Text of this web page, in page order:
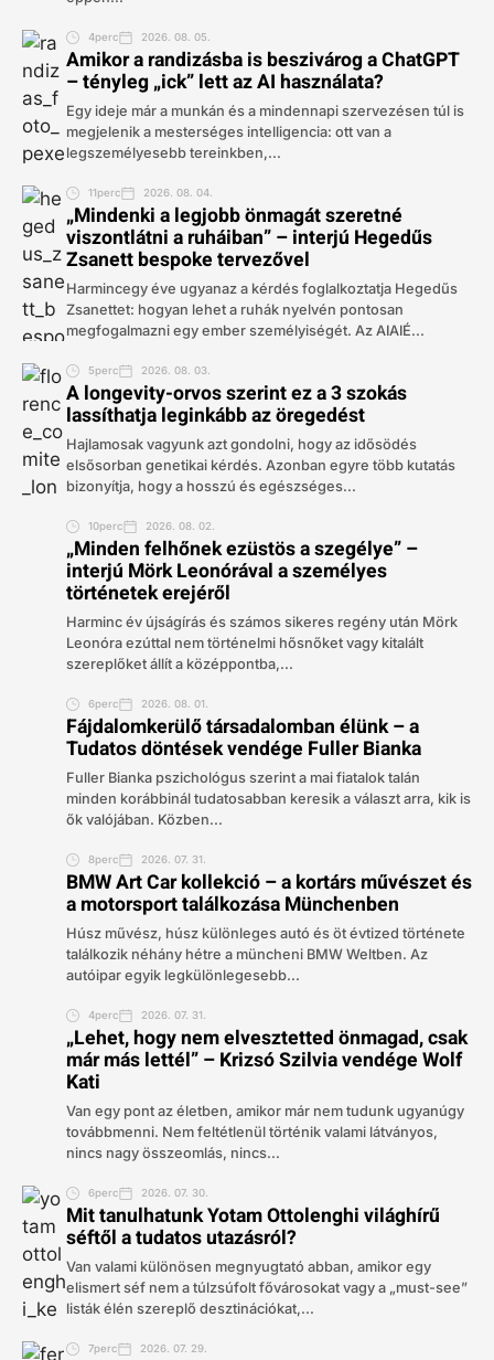
4perc 2026. 08. 05.
Amikor a randizásba is beszivárog a ChatGPT
– tényleg „ick” lett az AI használata?
Egy ideje már a munkán és a mindennapi szervezésen túl is
megjelenik a mesterséges intelligencia: ott van a
legszemélyesebb tereinkben,...
11perc 2026. 08. 04.
„Mindenki a legjobb önmagát szeretné
viszontlátni a ruháiban” – interjú Hegedűs
Zsanett bespoke tervezővel
Harmincegy éve ugyanaz a kérdés foglalkoztatja Hegedűs
Zsanettet: hogyan lehet a ruhák nyelvén pontosan
megfogalmazni egy ember személyiségét. Az AIAIÉ...
5perc 2026. 08. 03.
A longevity-orvos szerint ez a 3 szokás
lassíthatja leginkább az öregedést
Hajlamosak vagyunk azt gondolni, hogy az idősödés
elsősorban genetikai kérdés. Azonban egyre több kutatás
bizonyítja, hogy a hosszú és egészséges...
10perc 2026. 08. 02.
„Minden felhőnek ezüstös a szegélye” –
interjú Mörk Leonórával a személyes
történetek erejéről
Harminc év újságírás és számos sikeres regény után Mörk
Leonóra ezúttal nem történelmi hősnőket vagy kitalált
szereplőket állít a középpontba,...
6perc 2026. 08. 01.
Fájdalomkerülő társadalomban élünk – a
Tudatos döntések vendége Fuller Bianka
Fuller Bianka pszichológus szerint a mai fiatalok talán
minden korábbinál tudatosabban keresik a választ arra, kik is
ők valójában. Közben...
8perc 2026. 07. 31.
BMW Art Car kollekció – a kortárs művészet és
a motorsport találkozása Münchenben
Húsz művész, húsz különleges autó és öt évtized története
találkozik néhány hétre a müncheni BMW Weltben. Az
autóipar egyik legkülönlegesebb...
4perc 2026. 07. 31.
„Lehet, hogy nem elvesztetted önmagad, csak
már más lettél” – Krizsó Szilvia vendége Wolf
Kati
Van egy pont az életben, amikor már nem tudunk ugyanúgy
továbbmenni. Nem feltétlenül történik valami látványos,
nincs nagy összeomlás, nincs...
6perc 2026. 07. 30.
Mit tanulhatunk Yotam Ottolenghi világhírű
séftől a tudatos utazásról?
Van valami különösen megnyugtató abban, amikor egy
elismert séf nem a túlzsúfolt fővárosokat vagy a „must-see”
listák élén szereplő desztinációkat,...
7perc 2026. 07. 29.